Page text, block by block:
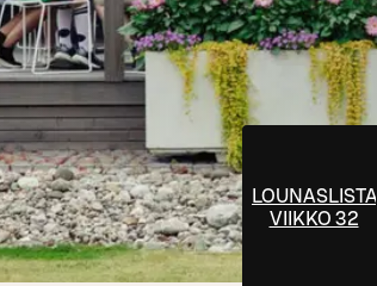
LOUNASLISTA
VIIKKO 32